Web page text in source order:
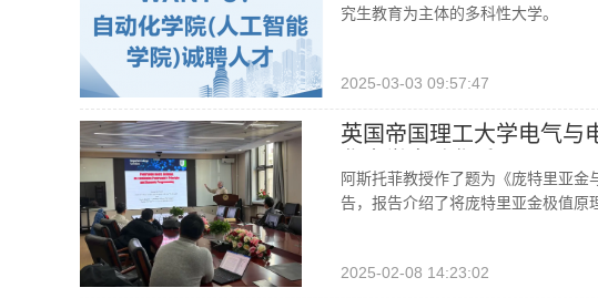
究生教育为主体的多科性大学。
2025-03-03 09:57:47
英国帝国理工大学电气与
阿斯托菲教授作了题为《庞特里亚
告，报告介绍了将庞特里亚金极值原
2025-02-08 14:23:02